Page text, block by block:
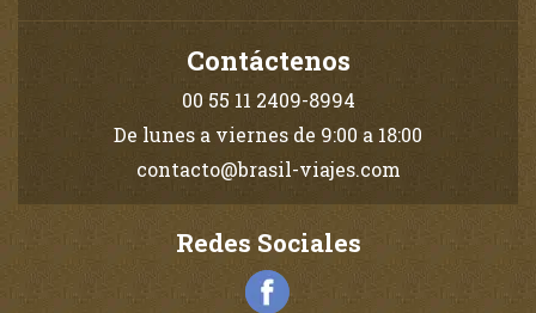
Contáctenos
00 55 11 2409-8994
De lunes a viernes de 9:00 a 18:00
contacto@brasil-viajes.com
Redes Sociales